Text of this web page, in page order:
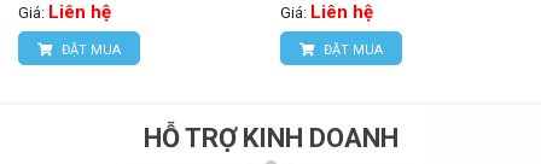
Giá: Liên hệ
ĐẶT MUA
Giá: Liên hệ
ĐẶT MUA
HỖ TRỢ KINH DOANH